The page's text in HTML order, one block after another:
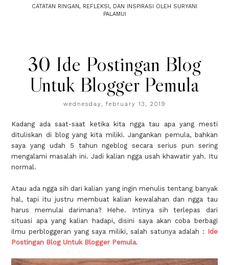
CATATAN RINGAN, REFLEKSI, DAN INSPIRASI OLEH SURYANI
PALAMUI
30 Ide Postingan Blog
Untuk Blogger Pemula
wednesday, february 13, 2019
Kadang ada saat-saat ketika kita ngga tau apa yang mesti
dituliskan di blog yang kita miliki. Jangankan pemula, bahkan
saya yang udah 5 tahun ngeblog secara serius pun sering
mengalami masalah ini. Jadi kalian ngga usah khawatir yah. Itu
normal.
Atau ada ngga sih dari kalian yang ingin menulis tentang banyak
hal, tapi itu justru membuat kalian kewalahan dan ngga tau
harus memulai darimana? Hehe. Intinya sih terlepas dari
situasi apa yang kalian hadapi, disini saya akan coba berbagi
ilmu perbloggeran yang saya miliki, salah satunya adalah : Ide
Postingan Blog Untuk Blogger Pemula.